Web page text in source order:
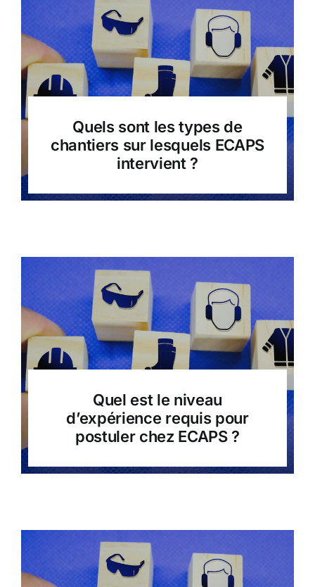
Quels sont les types de
chantiers sur lesquels ECAPS
intervient ?
Quel est le niveau
d’expérience requis pour
postuler chez ECAPS ?